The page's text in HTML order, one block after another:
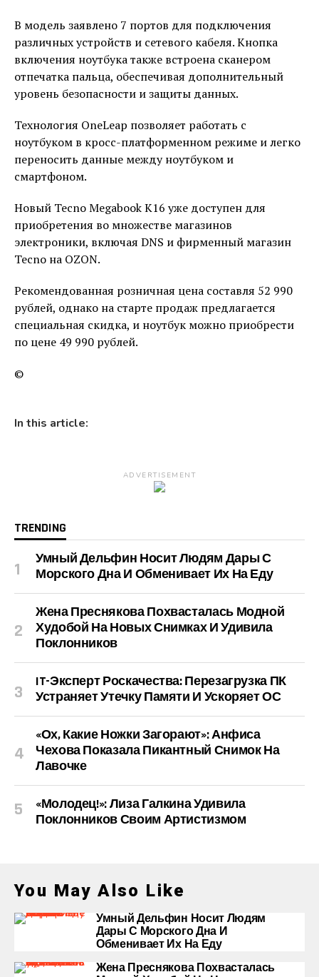
В модель заявлено 7 портов для подключения
различных устройств и сетевого кабеля. Кнопка
включения ноутбука также встроена сканером
отпечатка пальца, обеспечивая дополнительный
уровень безопасности и защиты данных.
Технология OneLeap позволяет работать с
ноутбуком в кросс-платформенном режиме и легко
переносить данные между ноутбуком и
смартфоном.
Новый Tecno Megabook K16 уже доступен для
приобретения во множестве магазинов
электроники, включая DNS и фирменный магазин
Tecno на OZON.
Рекомендованная розничная цена составля 52 990
рублей, однако на старте продаж предлагается
специальная скидка, и ноутбук можно приобрести
по цене 49 990 рублей.
©
In this article:
ADVERTISEMENT
TRENDING
Умный Дельфин Носит Людям Дары С
Морского Дна И Обменивает Их На Еду
Жена Преснякова Похвасталась Модной
Худобой На Новых Снимках И Удивила
Поклонников
IT-Эксперт Роскачества: Перезагрузка ПК
Устраняет Утечку Памяти И Ускоряет ОС
«Ох, Какие Ножки Загорают»: Анфиса
Чехова Показала Пикантный Снимок На
Лавочке
«Молодец!»: Лиза Галкина Удивила
Поклонников Своим Артистизмом
You May Also Like
Умный Дельфин Носит Людям
Дары С Морского Дна И
Обменивает Их На Еду
Жена Преснякова Похвасталась